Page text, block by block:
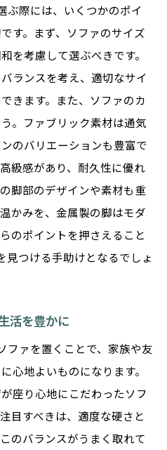
ぶ際には、いくつかのポイ
す。まず、ソファのサイズ
を考慮して選ぶべきです。
ランスを考え、適切なサイ
きます。また、ソファのカ
。ファブリック素材は通気
のバリエーションも豊富で
級感があり、耐久性に優れ
脚部のデザインや素材も重
かみを、金属製の脚はモダ
のポイントを押さえること
見つける手助けとなるでしょ
活を豊かに
ファを置くことで、家族や友
心地よいものになります。
座り心地にこだわったソフ
目すべきは、適度な硬さと
のバランスがうまく取れて